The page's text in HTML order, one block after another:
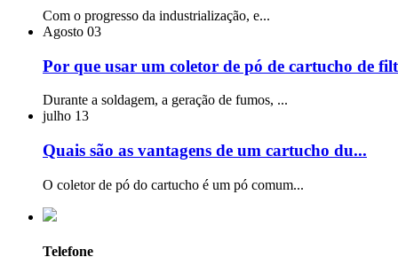
Com o progresso da industrialização, e...
Agosto 03
Por que usar um coletor de pó de cartucho de
Durante a soldagem, a geração de fumos, ...
julho 13
Quais são as vantagens de um cartucho du...
O coletor de pó do cartucho é um pó comum...
Telefone